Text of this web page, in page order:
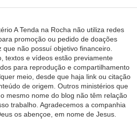
A Tenda na Rocha não utiliza redes
promoção ou pedido de doações
que não possuí objetivo financeiro.
textos e vídeos estão previamente
para reprodução e compartilhamento
meio, desde que haja link ou citação
de origem. Outros ministérios que
mesmo nome do blog não têm relação
trabalho. Agradecemos a companhia
os abençoe, em nome de Jesus.